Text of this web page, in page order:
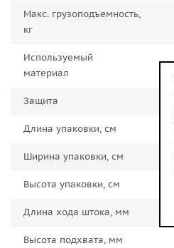
Макс. грузоподъемность,
кг
Используемый
материал
Защита
Длина упаковки, см
Ширина упаковки, см
Высота упаковки, см
Длина хода штока, мм
Высота подхвата, мм